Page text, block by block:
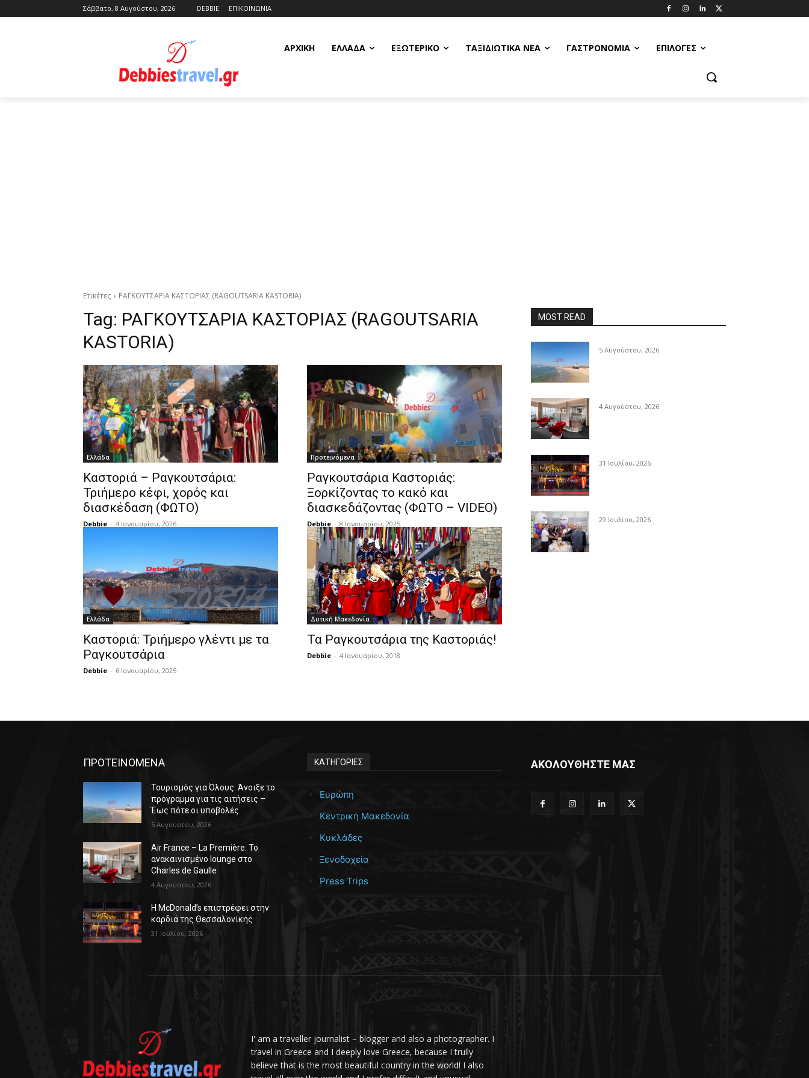
Σάββατο, 8 Αυγούστου, 2026 DEBBIE ΕΠΙΚΟΙΝΩΝΙΑ
ΑΡΧΙΚΗ ΕΛΛΆΔΑ ΕΞΩΤΕΡΙΚΌ ΤΑΞΙΔΙΩΤΙΚΆ ΝΈΑ ΓΑΣΤΡΟΝΟΜΊΑ ΕΠΙΛΟΓΈΣ
Ετικέτες ΡΑΓΚΟΥΤΣΑΡΙΑ ΚΑΣΤΟΡΙΑΣ (RAGOUTSARIA KASTORIA)
Tag: ΡΑΓΚΟΥΤΣΑΡΙΑ ΚΑΣΤΟΡΙΑΣ (RAGOUTSARIA
KASTORIA)
Ελλάδα
Καστοριά – Ραγκουτσάρια:
Τριήμερο κέφι, χορός και
διασκέδαση (ΦΩΤΟ)
Debbie - 4 Ιανουαρίου, 2026
Προτεινόμενα
Ραγκουτσάρια Καστοριάς:
Ξορκίζοντας το κακό και
διασκεδάζοντας (ΦΩΤΟ – VIDEO)
Debbie - 8 Ιανουαρίου, 2025
Ελλάδα
Καστοριά: Τριήμερο γλέντι με τα
Ραγκουτσάρια
Debbie - 6 Ιανουαρίου, 2025
Δυτική Μακεδονία
Τα Ραγκουτσάρια της Καστοριάς!
Debbie - 4 Ιανουαρίου, 2018
MOST READ
5 Αυγούστου, 2026
4 Αυγούστου, 2026
31 Ιουλίου, 2026
29 Ιουλίου, 2026
ΠΡΟΤΕΙΝΟΜΕΝΑ
Τουρισμός για Όλους: Άνοιξε το
πρόγραμμα για τις αιτήσεις –
Έως πότε οι υποβολές
5 Αυγούστου, 2026
Air France – La Première: Το
ανακαινισμένο lounge στο
Charles de Gaulle
4 Αυγούστου, 2026
Η McDonald’s επιστρέφει στην
καρδιά της Θεσσαλονίκης
31 Ιουλίου, 2026
ΚΑΤΗΓΟΡΙΕΣ
Ευρώπη
Κεντρική Μακεδονία
Κυκλάδες
Ξενοδοχεία
Press Trips
ΑΚΟΛΟΥΘΗΣΤΕ ΜΑΣ
I' am a traveller journalist – blogger and also a photographer. I
travel in Greece and I deeply love Greece, because I trully
believe that is the most beautiful country in the world! I also